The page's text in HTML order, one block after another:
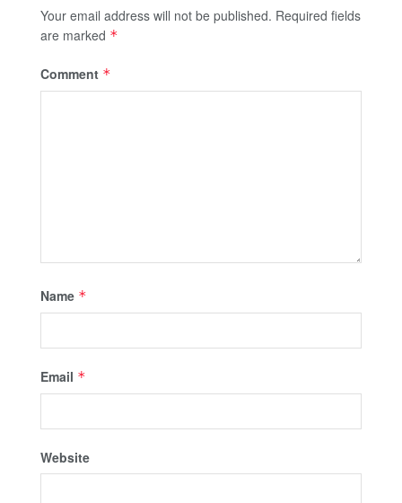
Your email address will not be published. Required fields
are marked *
Comment *
Name *
Email *
Website